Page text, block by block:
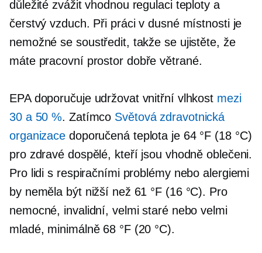
důležité zvážit vhodnou regulaci teploty a
čerstvý vzduch. Při práci v dusné místnosti je
nemožné se soustředit, takže se ujistěte, že
máte pracovní prostor dobře větrané.
EPA doporučuje udržovat vnitřní vlhkost mezi
30 a 50 %. Zatímco Světová zdravotnická
organizace doporučená teplota je 64 °F (18 °C)
pro zdravé dospělé, kteří jsou vhodně oblečeni.
Pro lidi s respiračními problémy nebo alergiemi
by neměla být nižší než 61 °F (16 °C). Pro
nemocné, invalidní, velmi staré nebo velmi
mladé, minimálně 68 °F (20 °C).